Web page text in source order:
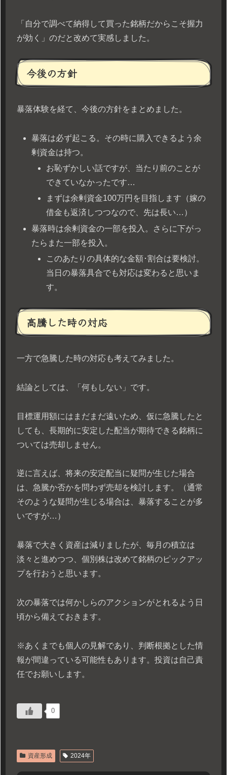
「自分で調べて納得して買った銘柄だからこそ握力
が効く」のだと改めて実感しました。
今後の方針
暴落体験を経て、今後の方針をまとめました。
暴落は必ず起こる。その時に購入できるよう余
剰資金は持つ。
お恥ずかしい話ですが、当たり前のことが
できていなかったです…
まずは余剰資金100万円を目指します（嫁の
借金も返済しつつなので、先は長い…）
暴落時は余剰資金の一部を投入。さらに下がっ
たらまた一部を投入。
このあたりの具体的な金額･割合は要検討。
当日の暴落具合でも対応は変わると思いま
す。
高騰した時の対応
一方で急騰した時の対応も考えてみました。
結論としては、「何もしない」です。
目標運用額にはまだまだ遠いため、仮に急騰したと
しても、長期的に安定した配当が期待できる銘柄に
ついては売却しません。
逆に言えば、将来の安定配当に疑問が生じた場合
は、急騰か否かを問わず売却を検討します。（通常
そのような疑問が生じる場合は、暴落することが多
いですが…）
暴落で大きく資産は減りましたが、毎月の積立は
淡々と進めつつ、個別株は改めて銘柄のピックアッ
プを行おうと思います。
次の暴落では何かしらのアクションがとれるよう日
頃から備えておきます。
※あくまでも個人の見解であり、判断根拠とした情
報が間違っている可能性もあります。投資は自己責
任でお願いします。
0
資産形成 2024年